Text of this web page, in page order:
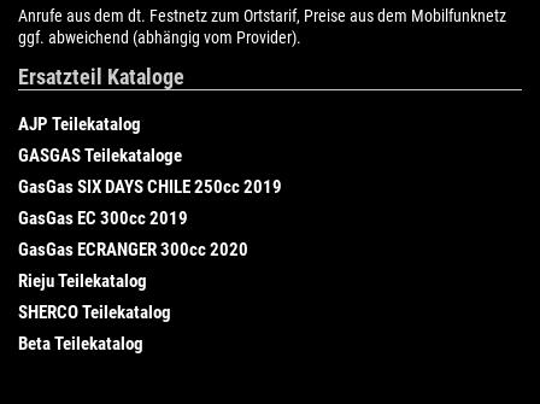
Anrufe aus dem dt. Festnetz zum Ortstarif, Preise aus dem Mobilfunknetz
ggf. abweichend (abhängig vom Provider).
Ersatzteil Kataloge
AJP Teilekatalog
GASGAS Teilekataloge
GasGas SIX DAYS CHILE 250cc 2019
GasGas EC 300cc 2019
GasGas ECRANGER 300cc 2020
Rieju Teilekatalog
SHERCO Teilekatalog
Beta Teilekatalog